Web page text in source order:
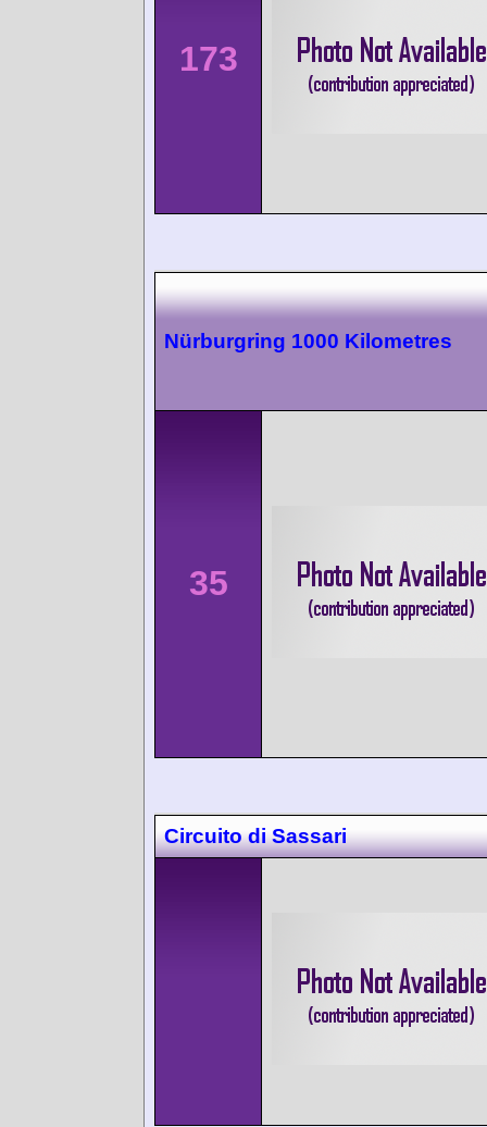
173
Nürburgring 1000 Kilometres
35
Circuito di Sassari